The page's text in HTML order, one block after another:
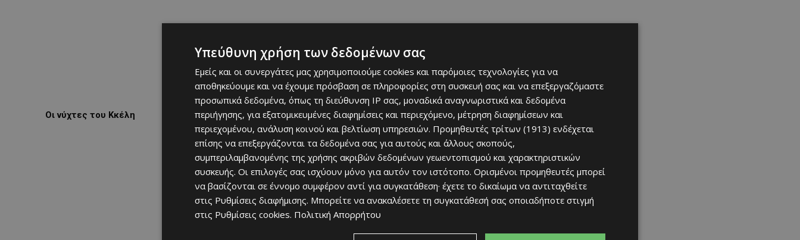
Οι νύχτες του Κκέλη
Υπεύθυνη χρήση των δεδομένων σας
Εμείς και οι συνεργάτες μας χρησιμοποιούμε cookies και παρόμοιες τεχνολογίες για να
αποθηκεύουμε και να έχουμε πρόσβαση σε πληροφορίες στη συσκευή σας και να επεξεργαζόμαστε
προσωπικά δεδομένα, όπως τη διεύθυνση IP σας, μοναδικά αναγνωριστικά και δεδομένα
περιήγησης, για εξατομικευμένες διαφημίσεις και περιεχόμενο, μέτρηση διαφημίσεων και
περιεχομένου, ανάλυση κοινού και βελτίωση υπηρεσιών. Προμηθευτές τρίτων (1913) ενδέχεται
επίσης να επεξεργάζονται τα δεδομένα σας για αυτούς και άλλους σκοπούς,
συμπεριλαμβανομένης της χρήσης ακριβών δεδομένων γεωεντοπισμού και χαρακτηριστικών
συσκευής. Οι επιλογές σας ισχύουν μόνο για αυτόν τον ιστότοπο. Ορισμένοι προμηθευτές μπορεί
να βασίζονται σε έννομο συμφέρον αντί για συγκατάθεση· έχετε το δικαίωμα να αντιταχθείτε
στις Ρυθμίσεις διαφήμισης. Μπορείτε να ανακαλέσετε τη συγκατάθεσή σας οποιαδήποτε στιγμή
στις Ρυθμίσεις cookies. Πολιτική Απορρήτου